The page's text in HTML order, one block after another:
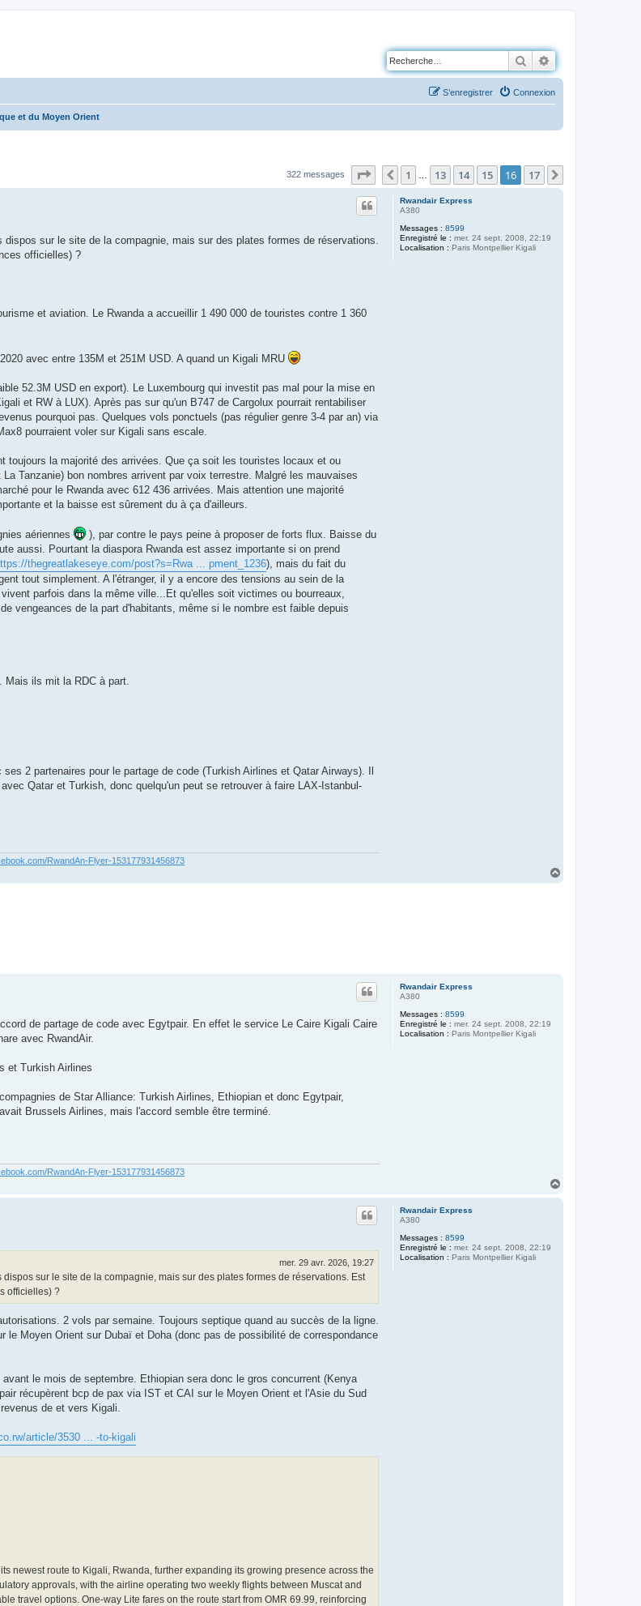
Rechercher
Connexion
S’enregistrer
et du Moyen Orient
322 messages Page 16 sur 17
Précédente
1 13 14 15 16 17
Rwandair Express
A380
Messages : 8599
Enregistré le : mer. 24 sept. 2008, 22:19
Localisation : Paris Montpellier Kigali
sur le site de la compagnie, mais sur des plates formes de réservations.
officielles) ?
et aviation. Le Rwanda a accueillir 1 490 000 de touristes contre 1 360
avec entre 135M et 251M USD. A quand un Kigali MRU
52.3M USD en export). Le Luxembourg qui investit pas mal pour la mise en
et RW à LUX). Après pas sur qu'un B747 de Cargolux pourrait rentabiliser
pourquoi pas. Quelques vols ponctuels (pas régulier genre 3-4 par an) via
pourraient voler sur Kigali sans escale.
toujours la majorité des arrivées. Que ça soit les touristes locaux et ou
Tanzanie) bon nombres arrivent par voix terrestre. Malgré les mauvaises
pour le Rwanda avec 612 436 arrivées. Mais attention une majorité
et la baisse est sûrement du à ça d'ailleurs.
aériennes
), par contre le pays peine à proposer de forts flux. Baisse du
aussi. Pourtant la diaspora Rwanda est assez importante si on prend
thegreatlakeseye.com/post?s=Rwa ... pment_1236), mais du fait du
tout simplement. A l'étranger, il y a encore des tensions au sein de la
parfois dans la même ville...Et qu'elles soit victimes ou bourreaux,
vengeances de la part d'habitants, même si le nombre est faible depuis
Mais ils mit la RDC à part.
2 partenaires pour le partage de code (Turkish Airlines et Qatar Airways). Il
Qatar et Turkish, donc quelqu'un peut se retrouver à faire LAX-Istanbul-
RwandAn-Flyer-153177931456873
Rwandair Express
A380
Messages : 8599
Enregistré le : mer. 24 sept. 2008, 22:19
Localisation : Paris Montpellier Kigali
de partage de code avec Egytpair. En effet le service Le Caire Kigali Caire
avec RwandAir.
et Turkish Airlines
de Star Alliance: Turkish Airlines, Ethiopian et donc Egytpair,
Brussels Airlines, mais l'accord semble être terminé.
RwandAn-Flyer-153177931456873
Rwandair Express
A380
Messages : 8599
Enregistré le : mer. 24 sept. 2008, 22:19
Localisation : Paris Montpellier Kigali
mer. 29 avr. 2026, 19:27
sur le site de la compagnie, mais sur des plates formes de réservations. Est
officielles) ?
2 vols par semaine. Toujours septique quand au succès de la ligne.
Moyen Orient sur Dubaï et Doha (donc pas de possibilité de correspondance
le mois de septembre. Ethiopian sera donc le gros concurrent (Kenya
récupèrent bcp de pax via IST et CAI sur le Moyen Orient et l'Asie du Sud
de et vers Kigali.
article/3530 ... -to-kigali
newest route to Kigali, Rwanda, further expanding its growing presence across the
approvals, with the airline operating two weekly flights between Muscat and
travel options. One-way Lite fares on the route start from OMR 69.99, reinforcing